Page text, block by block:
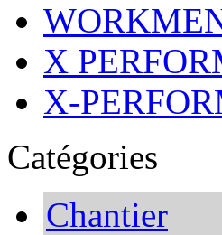
X
X-
Catégories
Chantier